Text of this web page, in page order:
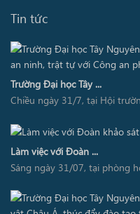
Tin tức
Trường Đại học Tây ...
Chiều ngày 31/7, tại Hội
Làm việc với Đoàn ...
Sáng ngày 31/07, tại phòng